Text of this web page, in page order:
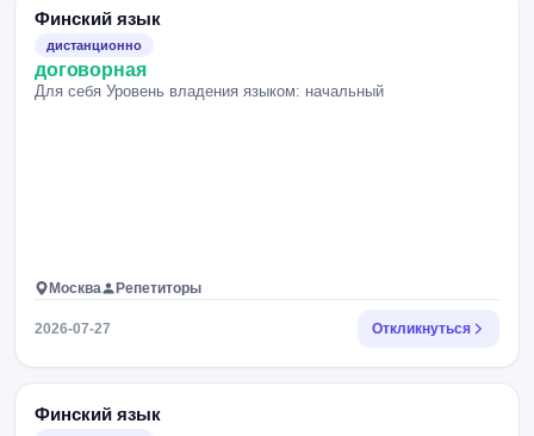
Финский язык
дистанционно
договорная
Для себя Уровень владения языком: начальный
Москва Репетиторы
2026-07-27 Откликнуться
Финский язык